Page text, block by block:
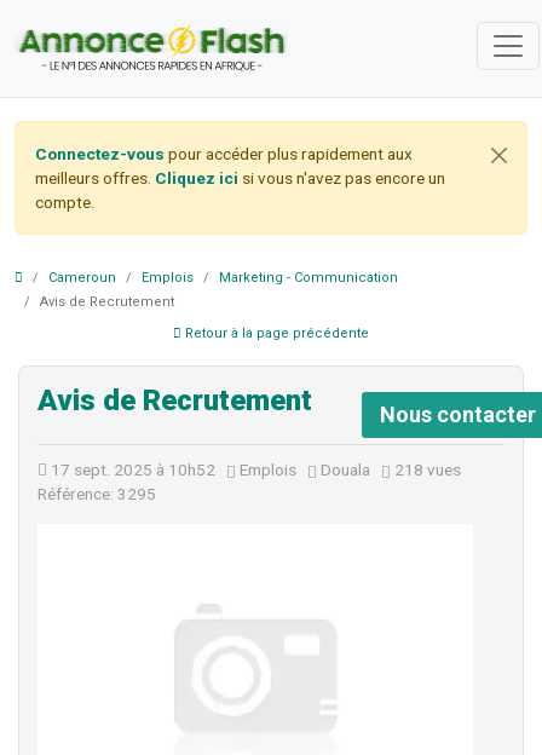
Connectez-vous pour accéder plus rapidement aux
meilleurs offres. Cliquez ici si vous n'avez pas encore un
compte.
Cameroun Emplois
Marketing - Communication
Avis de Recrutement
Retour à la page précédente
Avis de Recrutement
17 sept. 2025 à 10h52 Emplois Douala
218 vues
Référence: 3295
Nous contacter